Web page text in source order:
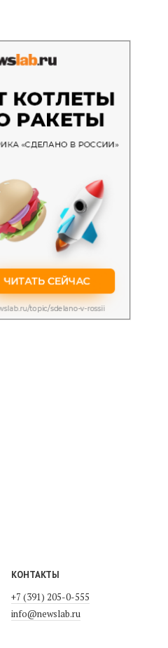
КОНТАКТЫ
+7 (391) 205-0-555
info@newslab.ru